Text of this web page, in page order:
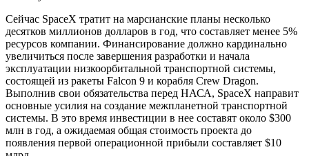
Сейчас SpaceX тратит на марсианские планы несколько
десятков миллионов долларов в год, что составляет менее 5%
ресурсов компании. Финансирование должно кардинально
увеличиться после завершения разработки и начала
эксплуатации низкоорбитальной транспортной системы,
состоящей из ракеты Falcon 9 и корабля Crew Dragon.
Выполнив свои обязательства перед НАСА, SpaceX направит
основные усилия на создание межпланетной транспортной
системы. В это время инвестиции в нее составят около $300
млн в год, а ожидаемая общая стоимость проекта до
появления первой операционной прибыли составляет $10